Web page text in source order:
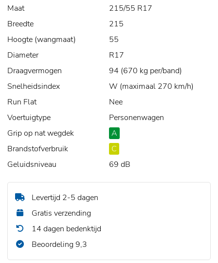
Maat
215/55 R17
Breedte
215
Hoogte (wangmaat)
55
Diameter
R17
Draagvermogen
94 (670 kg per/band)
Snelheidsindex
W (maximaal 270 km/h)
Run Flat
Nee
Voertuigtype
Personenwagen
Grip op nat wegdek
A
Brandstofverbruik
C
Geluidsniveau
69 dB
Levertijd 2-5 dagen
Gratis verzending
14 dagen bedenktijd
Beoordeling 9,3